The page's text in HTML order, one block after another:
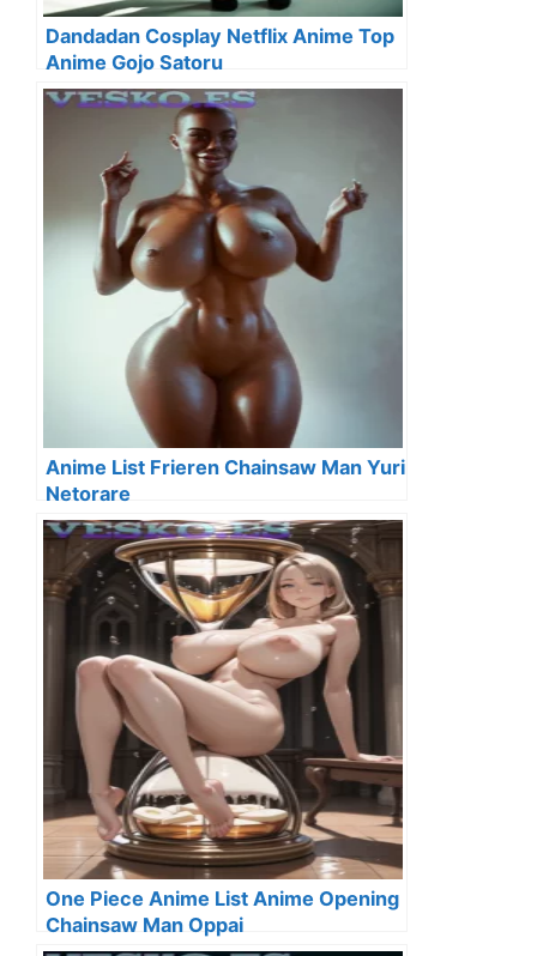
Dandadan Cosplay Netflix Anime Top
Anime Gojo Satoru
Anime List Frieren Chainsaw Man Yuri
Netorare
One Piece Anime List Anime Opening
Chainsaw Man Oppai